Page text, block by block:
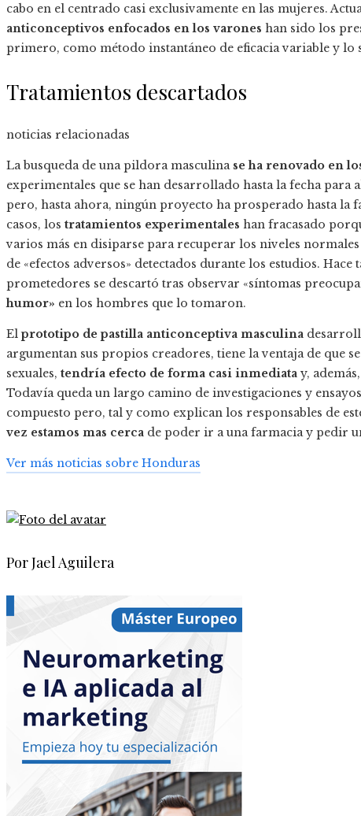
cabo en el centrado casi exclusivamente en las mujeres.
anticonceptivos enfocados en los varones han sido los
primero, como método instantáneo de eficacia variable y
Tratamientos descartados
noticias relacionadas
La busqueda de una pildora masculina se ha renovado en
experimentales que se han desarrollado hasta la fecha
pero, hasta ahora, ningún proyecto ha prosperado hasta la
casos, los tratamientos experimentales han fracasado
varios más en disiparse para recuperar los niveles
de «efectos adversos» detectados durante los estudios.
prometedores se descartó tras observar «síntomas
humor» en los hombres que lo tomaron.
Elprototipo de pastilla anticonceptiva masculina
argumentan sus propios creadores, tiene la ventaja de que
sexuales, tendría efecto de forma casi inmediata y,
Todavía queda un largo camino de investigaciones y
compuesto pero, tal y como explican los responsables de
vez estamos mas cerca de poder ir a una farmacia y pedir
Ver más noticias sobre Honduras
Por Jael Aguilera